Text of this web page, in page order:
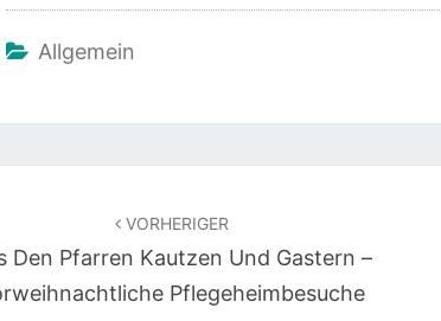
Allgemein
VORHERIGER
Den Pfarren Kautzen Und Gastern –
Pflegeheimbesuche